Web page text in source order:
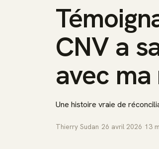
CNV a
avec
Une histoire vraie de
Thierry Sudan 26 avril 2026 13